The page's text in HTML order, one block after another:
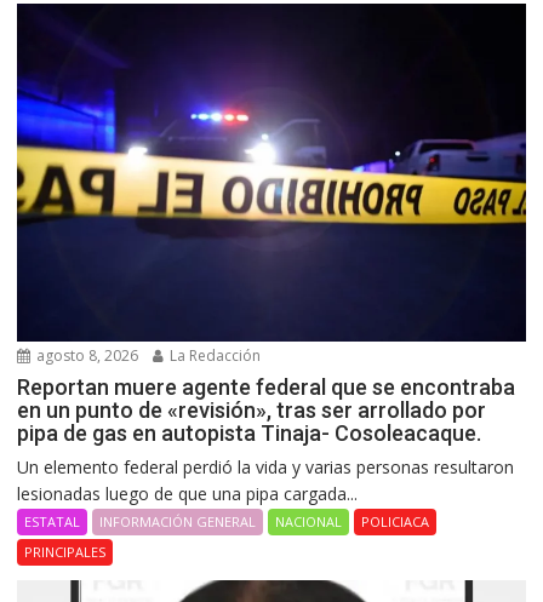
agosto 8, 2026 La Redacción
Reportan muere agente federal que se encontraba
en un punto de «revisión», tras ser arrollado por
pipa de gas en autopista Tinaja- Cosoleacaque.
Un elemento federal perdió la vida y varias personas resultaron
lesionadas luego de que una pipa cargada...
ESTATAL INFORMACIÓN GENERAL NACIONAL
POLICIACA
PRINCIPALES